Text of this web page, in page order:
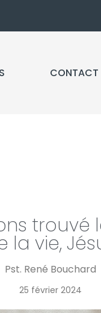
CONTACT
trouvé
la vie,
Pst. René Bouchard
25 février 2024